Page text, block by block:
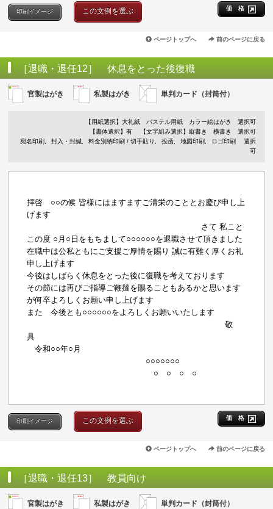
価 格
印刷イメージ この文例を選ぶ
ページトップへ 前のページに戻る
［退職・退任12］ 休息をとった後復職
官製はがき 私製はがき 単判カード（封筒付）
【用紙選択】 大礼紙 パステル用紙 カラー絵はがき
選択可
【書体選択】有
【文字組み選択】縦書き 横書き 選択可
宛名印刷
封入・封緘 料金別納印刷 / 切手貼り 投函 地図印刷 ロゴ印刷
選択
可
拝啓 ○○の候 皆様にはますますご清栄のこととお慶び申し上
げます
さて 私こと
この度 ○月○日をもちまして○○○○○○を退職させて頂きました
在職中は公私ともにご支援ご厚情を賜り 誠に有難く厚くお礼
申し上げます
今後はしばらく休息をとった後に復職を考えております
その節には再びご指導ご鞭撻を賜ることもあるかと思います
が何卒よろしくお願い申し上げます
また 今後とも○○○○○○をよろしくお願いいたします
敬
具
令和○○年○月
○○○○○○○
○ ○ ○ ○
価 格
印刷イメージ この文例を選ぶ
ページトップへ 前のページに戻る
［退職・退任13］ 教員向け
官製はがき 私製はがき 単判カード（封筒付）